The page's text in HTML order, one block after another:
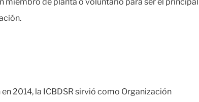
2014, la ICBDSR sirvió como Organización